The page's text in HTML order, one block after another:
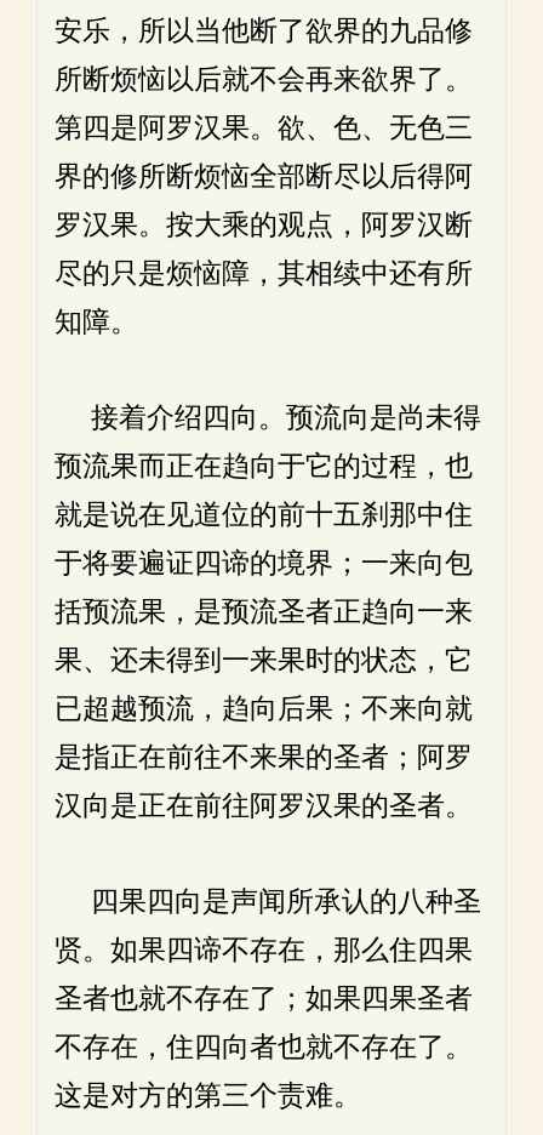
安乐，所以当他断了欲界的九品修
所断烦恼以后就不会再来欲界了。
第四是阿罗汉果。欲、色、无色三
界的修所断烦恼全部断尽以后得阿
罗汉果。按大乘的观点，阿罗汉断
尽的只是烦恼障，其相续中还有所
知障。
接着介绍四向。预流向是尚未得
预流果而正在趋向于它的过程，也
就是说在见道位的前十五刹那中住
于将要遍证四谛的境界；一来向包
括预流果，是预流圣者正趋向一来
果、还未得到一来果时的状态，它
已超越预流，趋向后果；不来向就
是指正在前往不来果的圣者；阿罗
汉向是正在前往阿罗汉果的圣者。
四果四向是声闻所承认的八种圣
贤。如果四谛不存在，那么住四果
圣者也就不存在了；如果四果圣者
不存在，住四向者也就不存在了。
这是对方的第三个责难。